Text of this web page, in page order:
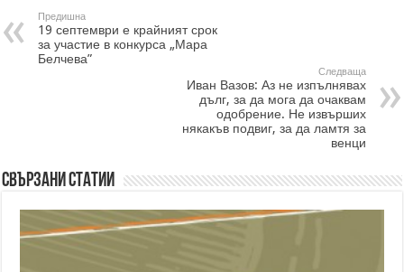
Предишна
19 септември е крайният срок
за участие в конкурса „Мара
Белчева”
Следваща
Иван Вазов: Аз не изпълнявах
дълг, за да мога да очаквам
одобрение. Не извърших
някакъв подвиг, за да ламтя за
венци
Свързани статии